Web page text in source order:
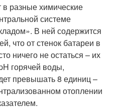
разные химические
системе
В ней содержится
что от стенок батареи в
ничего не остаться – их
горячей воды,
превышать 8 единиц –
отоплении